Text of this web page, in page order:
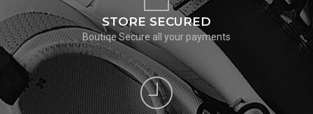
STORE SECURED
Boutiqe Secure all your payments